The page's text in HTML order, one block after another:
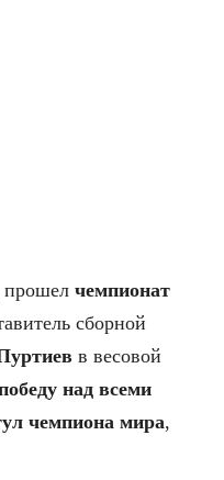
прошел чемпионат
сборной
в весовой
над всеми
чемпиона мира,